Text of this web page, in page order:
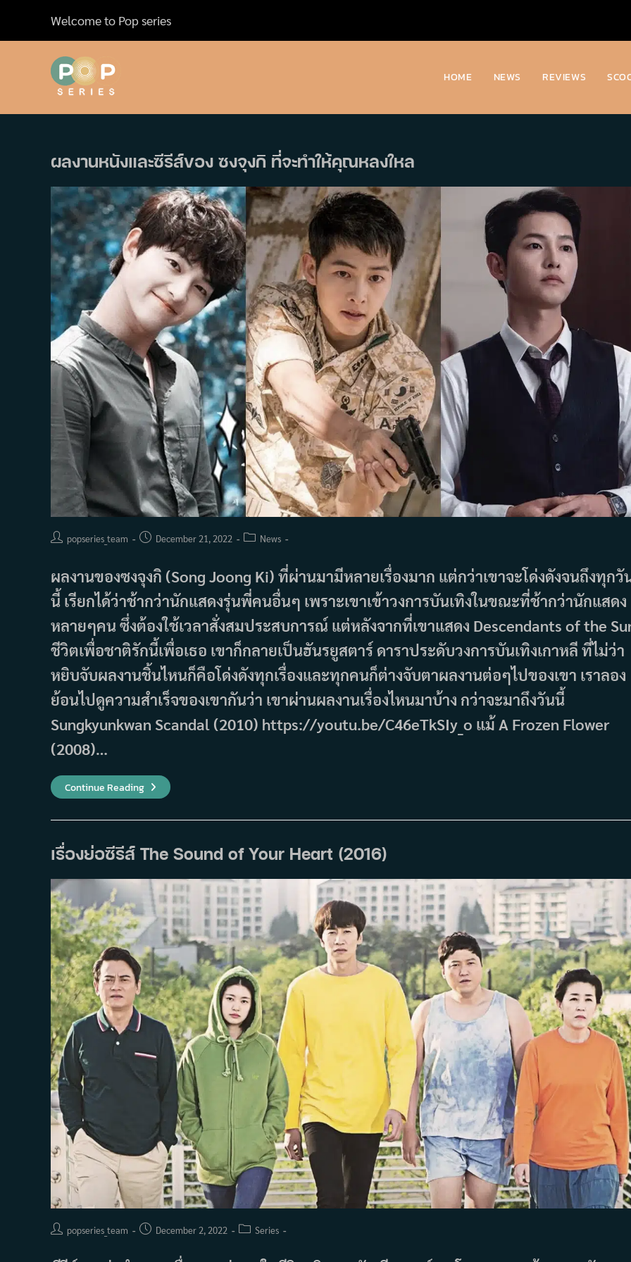
content
Welcome to Pop series
HOME NEWS REVIEWS
ผลงานหนังและซีรีส์ของ ซงจุงกิ ที่จะทำให้คุณหลงใหล
Postpopseries_team
PostDecember 21, 2022
PostNews
ผลงานของซงจุงกิ (Song Joong Ki) ที่ผ่านมามีหลายเรื่องมาก แต่กว่าเขาจะโด่งดังจนถึงทุกวั
นี้ เรียกได้ว่าช้ากว่านักแสดงรุ่นพี่คนอื่นๆ เพราะเขาเข้าวงการบันเทิงในขณะที่ช้ากว่านักแสดง
หลายๆคน ซึ่งต้องใช้เวลาสั่งสมประสบการณ์ แต่หลังจากที่เขาแสดง Descendants of the
ชีวิตเพื่อชาติรักนี้เพื่อเธอ เขาก็กลายเป็นฮันรยูสตาร์ ดาราประดับวงการบันเทิงเกาหลี ที่ไม่ว่า
หยิบจับผลงานชิ้นไหนก็คือโด่งดังทุกเรื่องและทุกคนก็ต่างจับตาผลงานต่อๆไปของเขา เราลอง
ย้อนไปดูความสำเร็จของเขากันว่า เขาผ่านผลงานเรื่องไหนมาบ้าง กว่าจะมาถึงวันนี้
Sungkyunkwan Scandal (2010) https://youtu.be/C46eTkSIy_o แม้ A Frozen Flower
(2008)…
Continue Readingผล
งาน
ซี
ของ
ซง
จุ
ทำให้
คุณ
หลงใหล
เรื่องย่อซีรีส์ The Sound of Your Heart (2016)
Postpopseries_team
PostDecember 2, 2022
PostSeries